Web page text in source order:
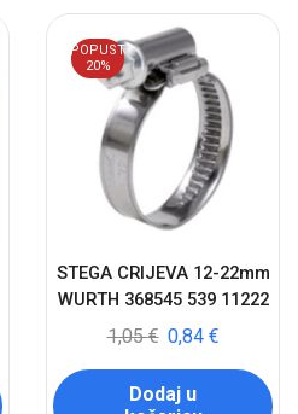
POPUST
20%
STEGA CRIJEVA 12-22mm
WURTH 368545 539 11222
1,05€ 0,84 €
Dodaj u